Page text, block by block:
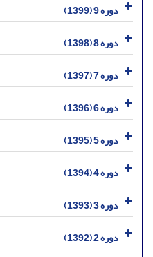
دوره 9 (1399)
دوره 8 (1398)
دوره 7 (1397)
دوره 6 (1396)
دوره 5 (1395)
دوره 4 (1394)
دوره 3 (1393)
دوره 2 (1392)